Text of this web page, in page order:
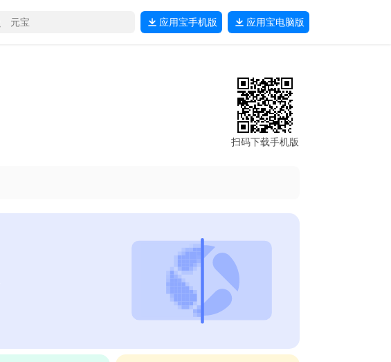
应用宝手机版 应用宝电脑版
扫码下载手机版